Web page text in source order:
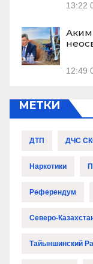
13:22
Аким
12:49
МЕТКИ
ДТП ДЧС
Наркотики
Референдум
Северо-
Тайыншинский